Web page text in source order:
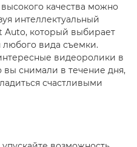
качества можно
интеллектуальный
Auto, который выбирает
вида съемки.
видеоролики в
вы снимали в течение дня,
счастливыми